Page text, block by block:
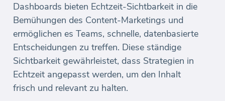
Dashboards bieten Echtzeit-Sichtbarkeit in die
Bemühungen des Content-Marketings und
ermöglichen es Teams, schnelle, datenbasierte
Entscheidungen zu treffen. Diese ständige
Sichtbarkeit gewährleistet, dass Strategien in
Echtzeit angepasst werden, um den Inhalt
frisch und relevant zu halten.